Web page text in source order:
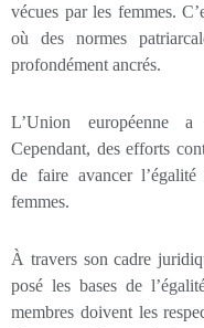
vécues par les femmes.
où des normes
profondément ancrés.
L’Union européenne
Cependant, des efforts
de faire avancer
femmes.
À travers son cadre
posé les bases de
membres doivent les